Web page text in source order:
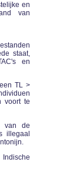
en
van
staat,
en
TL >
voort te
van de
illegaal